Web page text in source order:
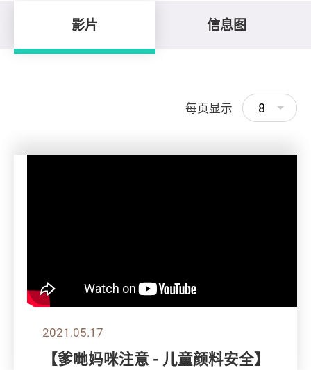
影片 信息图
每页显示 8
2021.05.17
【爹哋妈咪注意 - 儿童颜料安全】